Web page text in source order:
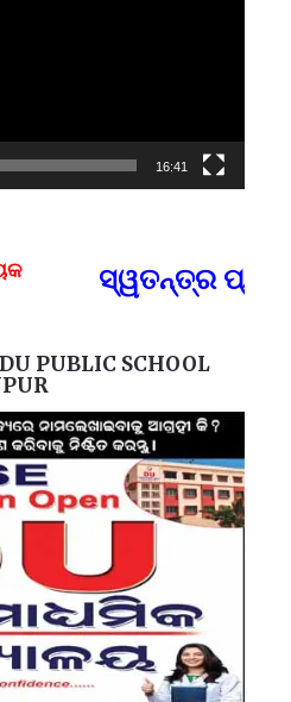
16:41
ସ୍ୱତନ୍ତ୍ର
PUBLIC SCHOOL